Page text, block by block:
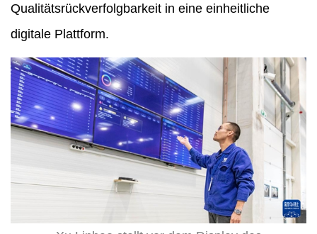
Qualitätsrückverfolgbarkeit in eine einheitliche
digitale Plattform.